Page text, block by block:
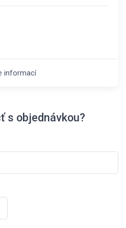
informací
s objednávkou?